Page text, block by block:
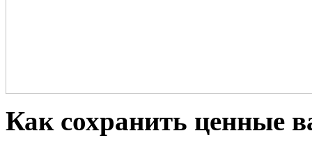
Как сохранить ценные